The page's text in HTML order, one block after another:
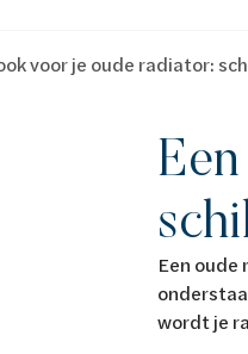
voor je oude radiator:
Een
wordt je